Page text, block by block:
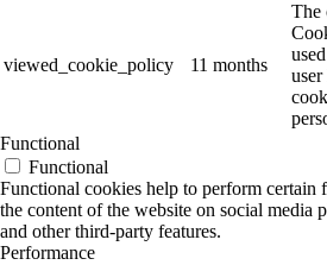
viewed_cookie_policy 11 months
The
user
Functional
Functional
Functional cookies help to perform certain
the content of the website on social media
and other third-party features.
Performance